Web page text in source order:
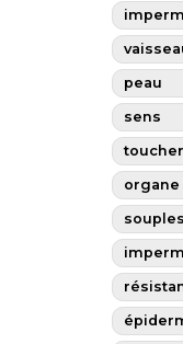
peau
sens
toucher